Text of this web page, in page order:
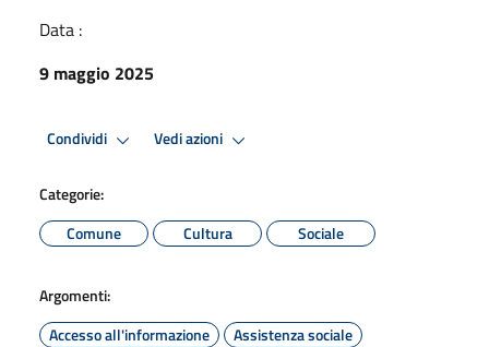
Data :
9 maggio 2025
Condividi Vedi azioni
Categorie:
Comune
Cultura Sociale
Argomenti:
Accesso all'informazione
Assistenza sociale